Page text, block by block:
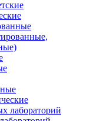
лабораторий